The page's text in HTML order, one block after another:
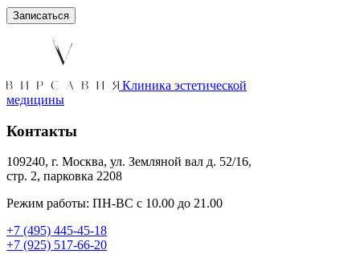
Клиника эстетической
медицины
Контакты
109240, г. Москва, ул. Земляной вал д. 52/16,
стр. 2, парковка 2208
Режим работы: ПН-ВС с 10.00 до 21.00
+7 (495) 445-45-18
+7 (925) 517-66-20